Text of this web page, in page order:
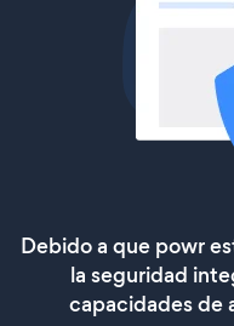
Debido a que powr
la seguridad
capacidades de